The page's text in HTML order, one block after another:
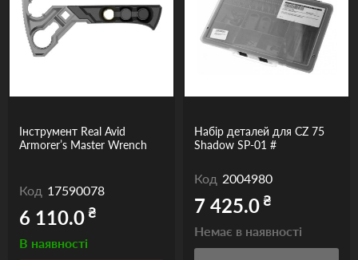
Релоадінг патронів
Одяг та взуття
Дрони (БПЛА)
Подарункові Сертифікати
Інструмент Real Avid
Armorer’s Master Wrench
Код 17590078
6 110.0₴
В наявності
Набір деталей для CZ 75
Shadow SP-01 #
Код 2004980
7 425.0₴
Немає в наявності